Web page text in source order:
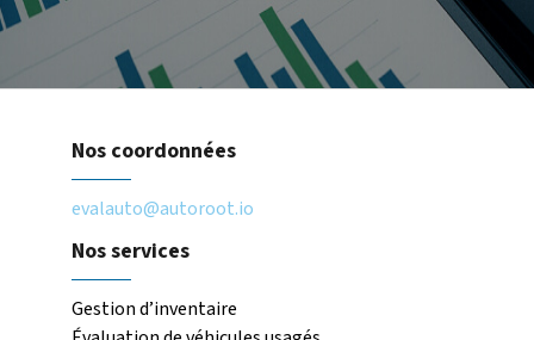
Nos coordonnées
evalauto@autoroot.io
Nos services
Gestion d’inventaire